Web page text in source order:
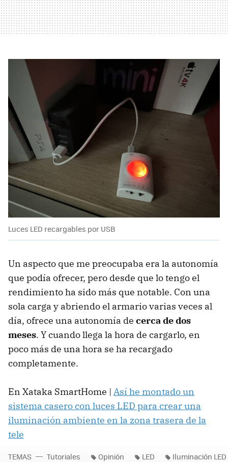
Luces LED recargables por USB
Un aspecto que me preocupaba era la autonomía
que podía ofrecer, pero desde que lo tengo el
rendimiento ha sido más que notable. Con una
sola carga y abriendo el armario varias veces al
día, ofrece una autonomía de cerca de dos
meses. Y cuando llega la hora de cargarlo, en
poco más de una hora se ha recargado
completamente.
En Xataka SmartHome | Así he montado un
sistema casero con luces LED para crear una
iluminación ambiente en la zona trasera de la
tele
TEMAS Tutoriales Opinión LED Iluminación LED